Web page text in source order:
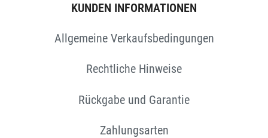
KUNDEN INFORMATIONEN
Allgemeine Verkaufsbedingungen
Rechtliche Hinweise
Rückgabe und Garantie
Zahlungsarten